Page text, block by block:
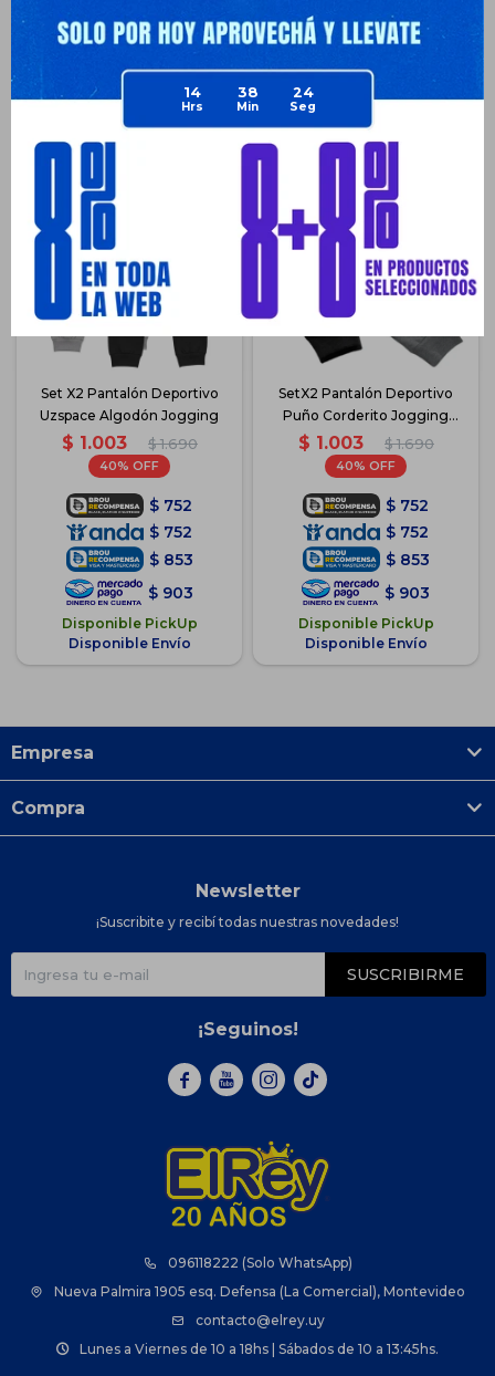
14 38 24
Productos que te pueden interesar
Set X2 Pantalón Deportivo
Uzspace Algodón Jogging
$ 1.003 $ 1.690
40
$ 752
$ 752
$ 853
$ 903
Disponible PickUp
Disponible Envío
SetX2 Pantalón Deportivo
Puño Corderito Jogging
Unisex - NGO
$ 1.003 $ 1.690
40
$ 752
$ 752
$ 853
$ 903
Disponible PickUp
Disponible Envío
096118222 (Solo WhatsApp)
Nueva Palmira 1905 esq. Defensa (La Comercial), Montevideo
contacto@elrey.uy
Lunes a Viernes de 10 a 18hs | Sábados de 10 a 13:45hs.
Empresa
Compra
Newsletter
¡Suscribite y recibí todas nuestras novedades!
SUSCRIBIRME
¡Seguinos!
  